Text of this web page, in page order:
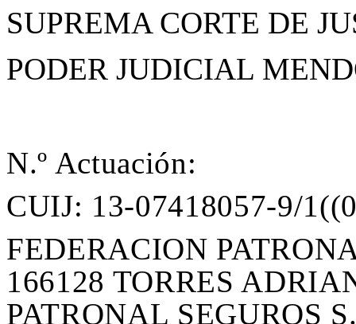
SUPREMA CORTE DE
PODER JUDICIAL
N.º Actuación:
CUIJ: 13-07418057-9/
FEDERACION
166128 TORRES
PATRONAL SEGUROS